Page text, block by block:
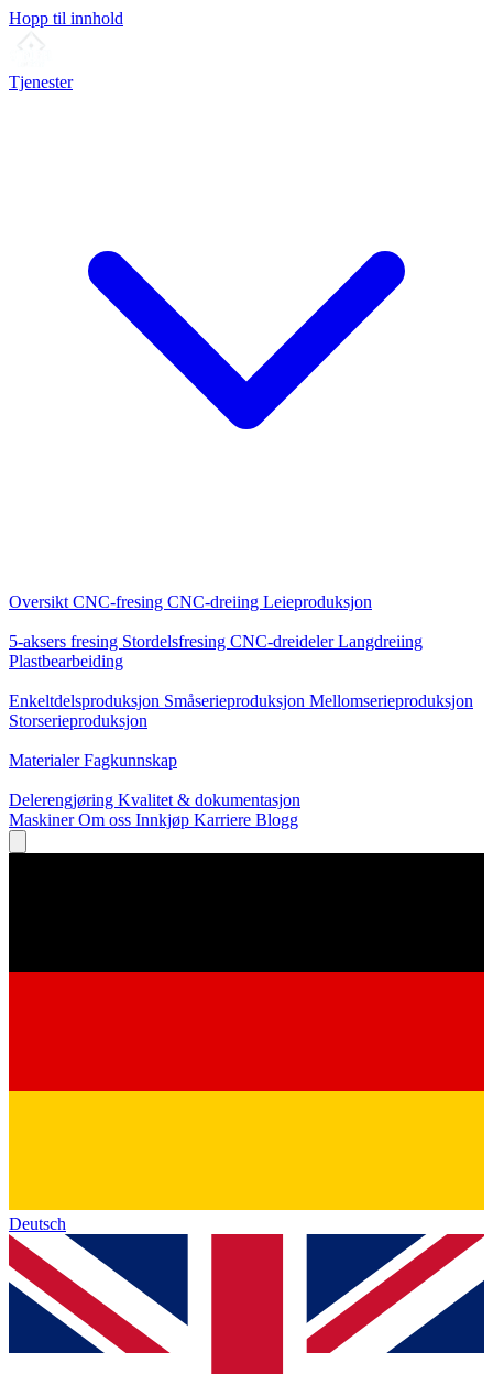
Hopp til innhold
Tjenester
Oversikt CNC-fresing CNC-dreiing Leieproduksjon
5-aksers fresing Stordelsfresing CNC-dreidelerLangdreiing
Plastbearbeiding
Enkeltdelsproduksjon Småserieproduksjon Mellomserieproduksjon
Storserieproduksjon
MaterialerFagkunnskap
Delerengjøring Kvalitet & dokumentasjon
MaskinerOm oss Innkjøp Karriere Blogg
Deutsch